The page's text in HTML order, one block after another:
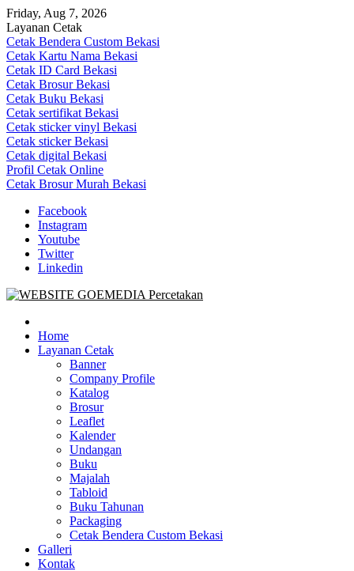
Skip
to
content
Friday, Aug 7, 2026
Layanan Cetak
Cetak Bendera Custom Bekasi
Cetak Kartu Nama Bekasi
Cetak ID Card Bekasi
Cetak Brosur Bekasi
Cetak Buku Bekasi
Cetak sertifikat Bekasi
Cetak sticker vinyl Bekasi
Cetak sticker Bekasi
Cetak digital Bekasi
Profil Cetak Online
Cetak Brosur Murah Bekasi
Facebook
Instagram
Youtube
Twitter
Linkedin
Goe Media Percetakan | 0822-4439-5599 (Call/WA)
0822-4439-5599 (Call/WA) Percetakan jasa cetak banner buku yasin
invoice kartu nama label map nota spanduk stiker undangan
pernikahan murah online 24 jam
Home
Layanan Cetak
Banner
Company Profile
Katalog
Brosur
Leaflet
Kalender
Undangan
Buku
Majalah
Tabloid
Buku Tahunan
Packaging
Cetak Bendera Custom Bekasi
Galleri
Kontak